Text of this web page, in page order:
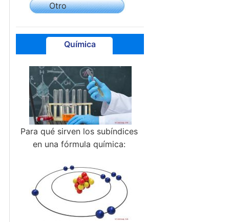
Otro
Química
Para qué sirven los subíndices
en una fórmula química: